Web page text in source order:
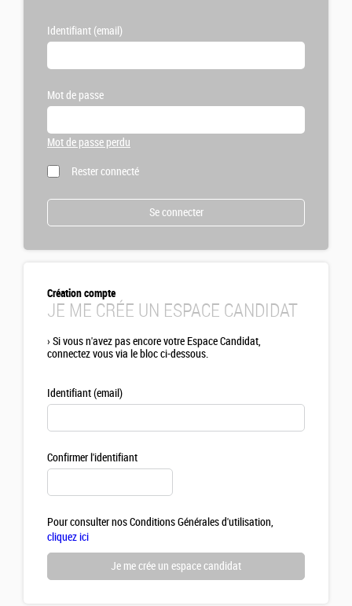
Identifiant (email)
Mot de passe
Rester connecté
Mot de passe perdu
JE ME CRÉE UN ESPACE CANDIDAT
› Si vous n'avez pas encore votre Espace Candidat,
connectez vous via le bloc ci-dessous.
Création compte
Identifiant (email)
Confirmer l'identifiant
Pour consulter nos Conditions Générales d'utilisation,
cliquez ici